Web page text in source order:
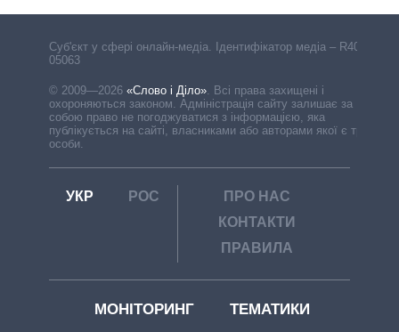
Cуб'єкт у сфері онлайн-медіа. Ідентифікатор медіа – R40-
05063
© 2009—2026 «Слово і Діло» Всі права захищені і
охороняються законом. Адміністрація сайту залишає за
собою право не погоджуватися з інформацією, яка
публікується на сайті, власниками або авторами якої є треті
особи.
УКР РОС
ПРО НАС
КОНТАКТИ
ПРАВИЛА
МОНІТОРИНГ ТЕМАТИКИ